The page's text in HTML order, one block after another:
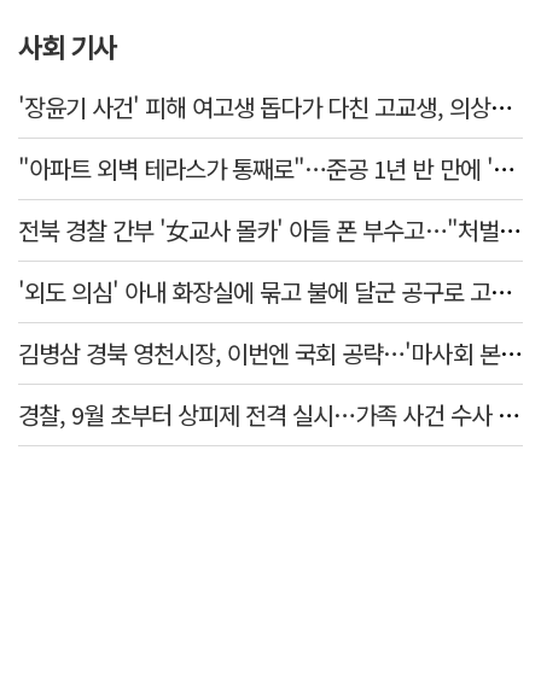
사회 기사
'장윤기 사건' 피해 여고생 돕다가 다친 고교생, 의상자 인정
"아파트 외벽 테라스가 통째로"…준공 1년 반 만에 '아찔 사고'
전북 경찰 간부 '女교사 몰카' 아들 폰 부수고…"처벌 못하는 사안" 내부망에 글
'외도 의심' 아내 화장실에 묶고 불에 달군 공구로 고문…남편 검거
김병삼 경북 영천시장, 이번엔 국회 공략…'마사회 본사 이전·광역교통망 확충' 요청
경찰, 9월 초부터 상피제 전격 실시…가족 사건 수사 못해